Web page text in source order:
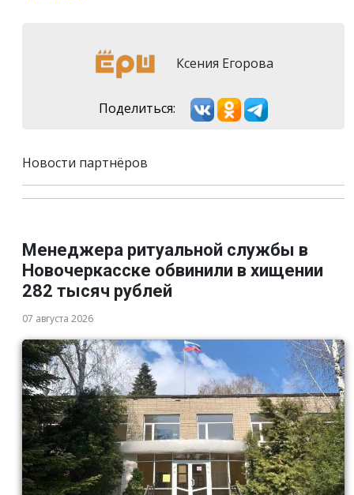
Ксения Егорова
Поделиться:
Новости партнёров
Менеджера ритуальной службы в
Новочеркасске обвинили в хищении
282 тысяч рублей
07 августа 2026